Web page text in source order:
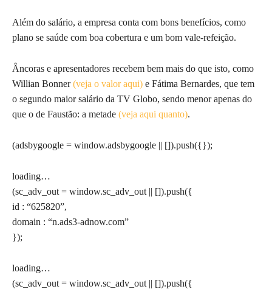
Além do salário, a empresa conta com bons benefícios, como
plano se saúde com boa cobertura e um bom vale-refeição.
Âncoras e apresentadores recebem bem mais do que isto, como
Willian Bonner(veja o valor aqui) e Fátima Bernardes, que tem
o segundo maior salário da TV Globo, sendo menor apenas do
que o de Faustão: a metade (veja aqui quanto).
(adsbygoogle = window.adsbygoogle || []).push({});
loading…
(sc_adv_out = window.sc_adv_out || []).push({
id : “625820”,
domain : “n.ads3-adnow.com”
});
loading…
(sc_adv_out = window.sc_adv_out || []).push({